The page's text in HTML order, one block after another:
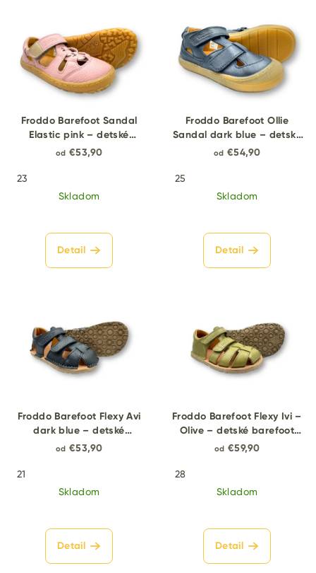
Froddo Barefoot Sandal
Elastic pink – detské
barefoot sandále
od €53,90
23
Skladom
Detail
Froddo Barefoot Ollie
Sandal dark blue – detské
barefoot sandále
od €54,90
25
Skladom
Detail
Froddo Barefoot Flexy Avi
dark blue – detské
barefoot sandále
od €53,90
21
Skladom
Detail
Froddo Barefoot Flexy Ivi –
Olive – detské barefoot
sandále
od €59,90
28
Skladom
Detail